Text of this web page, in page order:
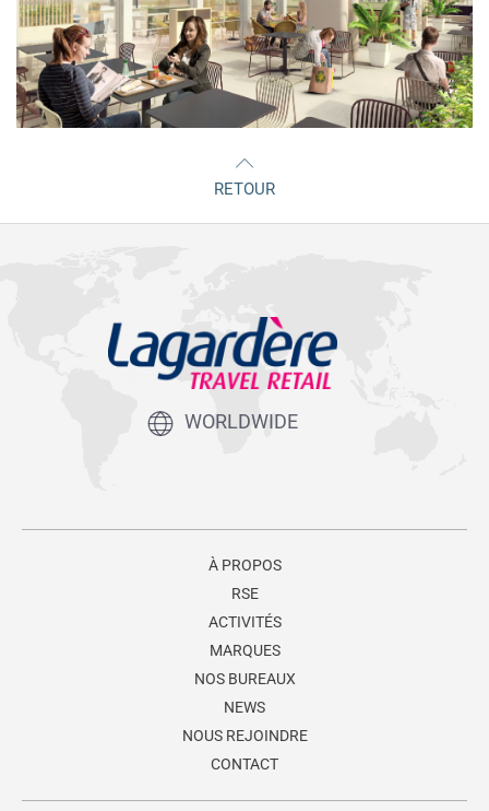
RETOUR
WORLDWIDE
À PROPOS
RSE
ACTIVITÉS
MARQUES
NOS BUREAUX
NEWS
NOUS REJOINDRE
CONTACT